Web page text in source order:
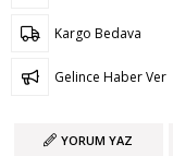
Kargo Bedava
Gelince Haber Ver
YORUM YAZ